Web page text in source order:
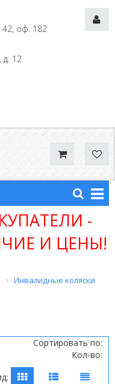
42, оф. 182
д. 12
-
И ЦЕНЫ!
Инвалидные коляски
Сортировать по:
Кол-во: